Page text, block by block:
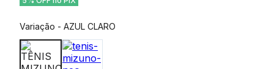
Variação - AZUL CLARO